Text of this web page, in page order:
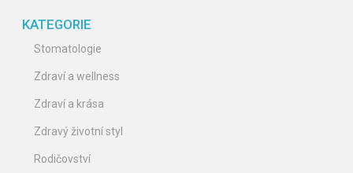
KATEGORIE
Stomatologie
Zdraví a wellness
Zdraví a krása
Zdravý životní styl
Rodičovství